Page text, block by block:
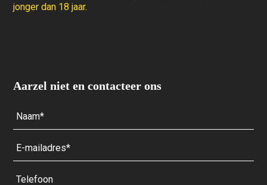
jonger dan 18 jaar.
Aarzel niet en contacteer ons